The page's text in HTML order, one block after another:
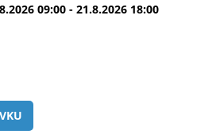
09:00 - 21.8.2026 18:00